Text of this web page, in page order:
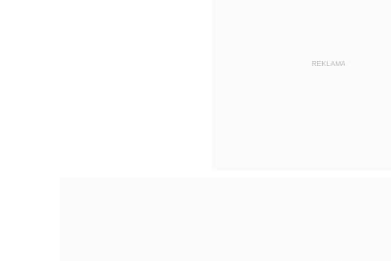
REKLAMA